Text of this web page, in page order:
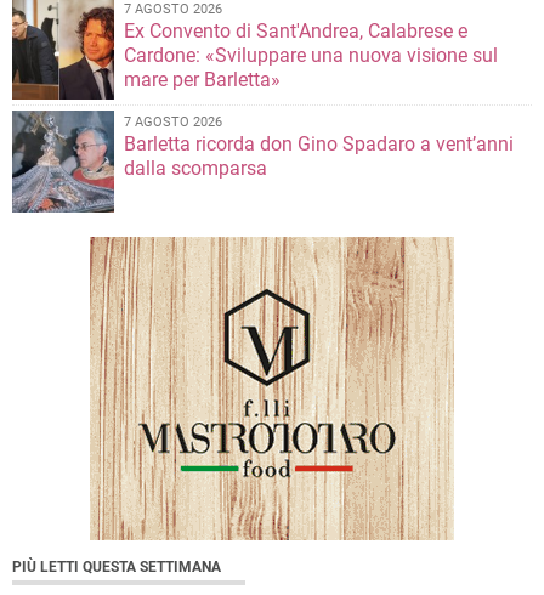
7 AGOSTO 2026
Ex Convento di Sant'Andrea, Calabrese e
Cardone: «Sviluppare una nuova visione sul
mare per Barletta»
7 AGOSTO 2026
Barletta ricorda don Gino Spadaro a vent’anni
dalla scomparsa
PIÙ LETTI QUESTA SETTIMANA